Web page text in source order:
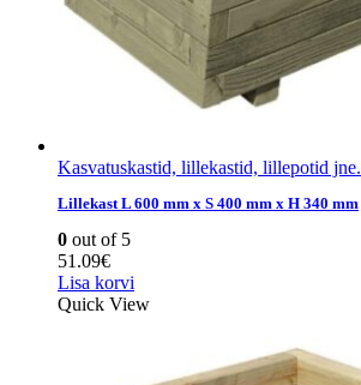
Kasvatuskastid, lillekastid, lillepotid jne.
Lillekast L 600 mm x S 400 mm x H 340 mm
0 out of 5
51.09€
Lisa korvi
Quick View